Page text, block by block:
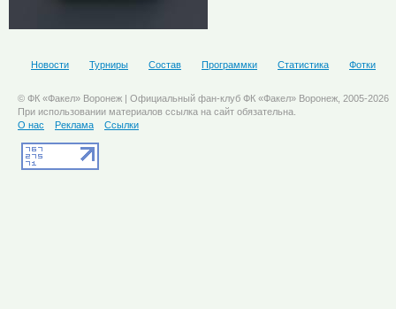
Новости Турниры Состав Программки Статистика Фотки
© ФК «Факел» Воронеж | Официальный фан-клуб ФК «Факел» Воронеж, 2005-2026
При использовании материалов ссылка на сайт обязательна.
О нас
Реклама Ссылки